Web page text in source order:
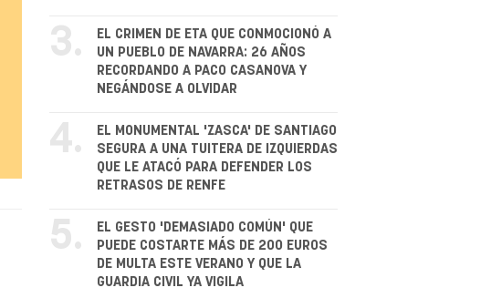
3.
EL CRIMEN DE ETA QUE CONMOCIONÓ A
UN PUEBLO DE NAVARRA: 26 AÑOS
RECORDANDO A PACO CASANOVA Y
NEGÁNDOSE A OLVIDAR
4.
EL MONUMENTAL 'ZASCA' DE SANTIAGO
SEGURA A UNA TUITERA DE IZQUIERDAS
QUE LE ATACÓ PARA DEFENDER LOS
RETRASOS DE RENFE
5.
EL GESTO 'DEMASIADO COMÚN' QUE
PUEDE COSTARTE MÁS DE 200 EUROS
DE MULTA ESTE VERANO Y QUE LA
GUARDIA CIVIL YA VIGILA